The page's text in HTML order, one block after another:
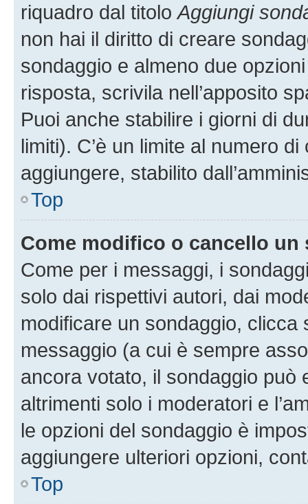
riquadro dal titoloAggiungi
non hai il diritto di creare
sondaggio e almeno due
risposta, scrivila nell’apposito
Puoi anche stabilire i giorni di
limiti). C’è un limite al numero
aggiungere, stabilito
Top
Come modifico o cancello un
Come per i messaggi, i
solo dai rispettivi autori, dai
modificare un sondaggio,
messaggio (a cui è sempre
ancora votato, il sondaggio può
altrimenti solo i moderatori e
le opzioni del sondaggio è
aggiungere ulteriori opzioni,
Top